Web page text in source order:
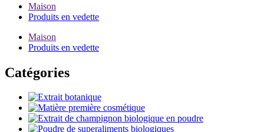
Maison
Produits en vedette
Maison
Produits en vedette
Catégories